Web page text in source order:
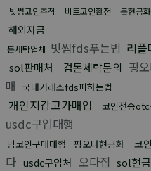
빗썸코인추적 비트코인환전 돈현금
해외자금
돈세탁업체 빗썸fds푸는법 리플
sol판매처 검돈세탁문의 핑
매 국내거래소fds피하는법
개인지갑고가매입 코인전송
usdc구입대행
밈코인구매대행 핑오다현금화 코
다 usdc구입처 오다집 sol현